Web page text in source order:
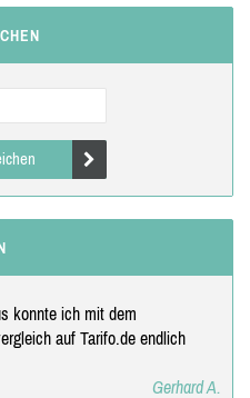
konnte ich mit dem
auf Tarifo.de endlich
Gerhard A.